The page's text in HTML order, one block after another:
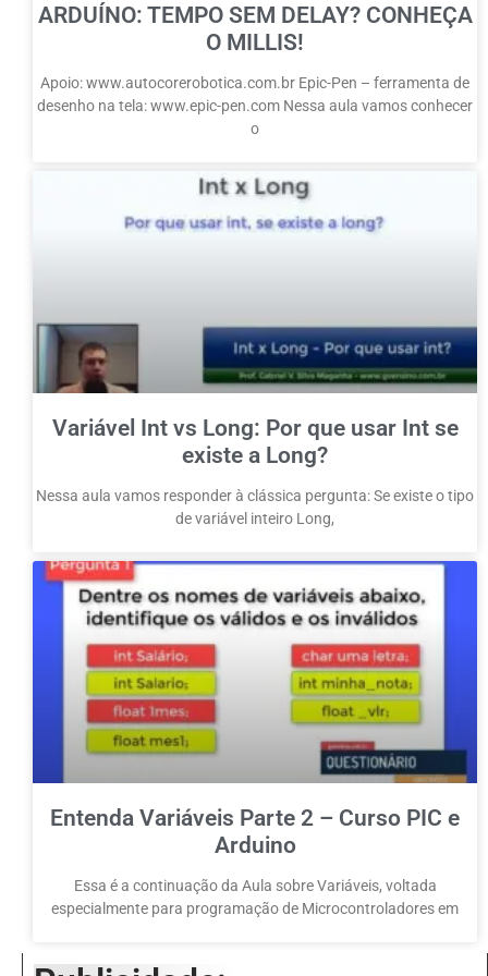
ARDUÍNO: TEMPO SEM DELAY? CONHEÇA
O MILLIS!
Apoio: www.autocorerobotica.com.br Epic-Pen – ferramenta de
desenho na tela: www.epic-pen.com Nessa aula vamos conhecer
o
Variável Int vs Long: Por que usar Int se
existe a Long?
Nessa aula vamos responder à clássica pergunta: Se existe o tipo
de variável inteiro Long,
Entenda Variáveis Parte 2 – Curso PIC e
Arduino
Essa é a continuação da Aula sobre Variáveis, voltada
especialmente para programação de Microcontroladores em